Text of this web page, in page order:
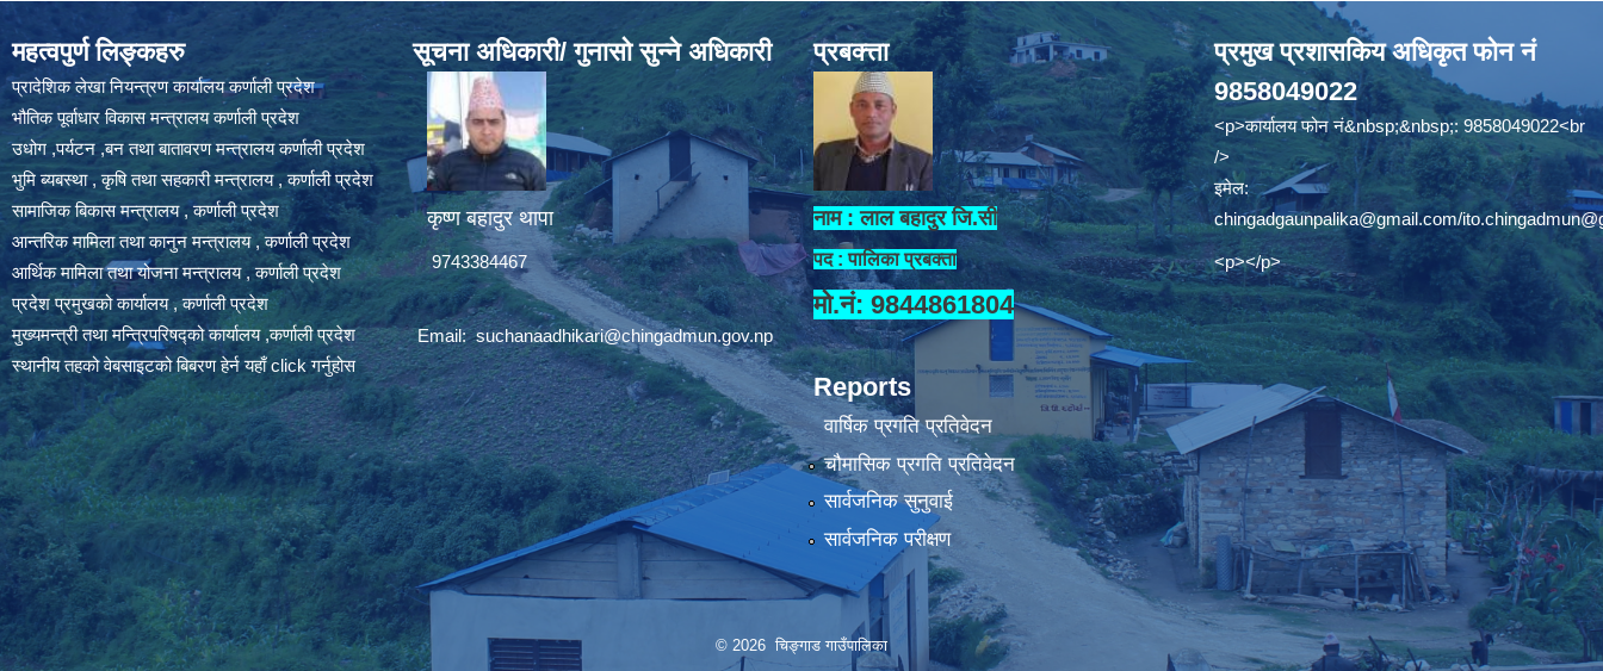
महत्वपुर्ण लिङ्कहरु
प्रादेशिक लेखा नियन्त्रण कार्यालय कर्णाली प्रदेश
भौतिक पूर्वाधार विकास मन्त्रालय कर्णाली प्रदेश
उधोग ,पर्यटन ,बन तथा बातावरण मन्त्रालय कर्णाली प्रदेश
भुमि ब्यबस्था , कृषि तथा सहकारी मन्त्रालय , कर्णाली प्रदेश
सामाजिक बिकास मन्त्रालय , कर्णाली प्रदेश
आन्तरिक मामिला तथा कानुन मन्त्रालय , कर्णाली प्रदेश
आर्थिक मामिला तथा योजना मन्त्रालय , कर्णाली प्रदेश
प्रदेश प्रमुखको कार्यालय , कर्णाली प्रदेश
मुख्यमन्त्री तथा मन्त्रिपरिषद्को कार्यालय ,कर्णाली प्रदेश
स्थानीय तहको वेबसाइटको बिबरण हेर्न यहाँ click गर्नुहोस
सूचना अधिकारी/ गुनासो सुन्ने अधिकारी
कृष्ण बहादुर थापा
9743384467
Email:suchanaadhikari@chingadmun.gov.np
प्रबक्त्ता
नाम : लाल बहादुर जि.सी
पद : पालिका प्रबक्ता
मो.नं: 9844861804
Reports
वार्षिक प्रगति प्रतिवेदन
चौमासिक प्रगति प्रतिवेदन
सार्वजनिक सुनुवाई
सार्वजनिक परीक्षण
प्रमुख प्रशासकिय अधिकृत फोन नं
9858049022
<p>कार्यालय फोन नं&nbsp;&nbsp;: 9858049022<br
/>
इमेल:
chingadgaunpalika@gmail.com/
<p></p>
© 2026 चिङ्गाड गाउँपालिका